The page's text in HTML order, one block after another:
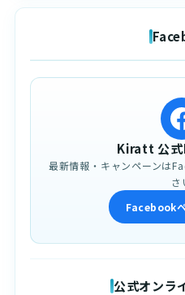
Kiratt 公
最新情報・キャンペーンは
さ
Facebook
公式オンラ